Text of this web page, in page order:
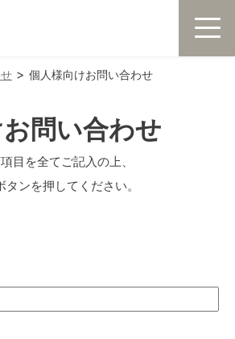
> 個人様向けお問い合わせ
問い合わせ
目を全てご記入の上、
タンを押してください。